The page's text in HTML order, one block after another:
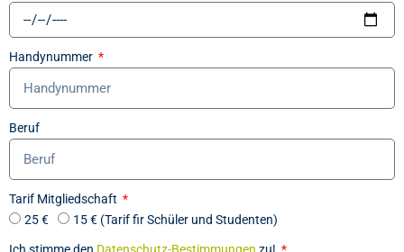
Handynummer
Beruf
Tarif Mitgliedschaft
25 €
15 € (Tarif fir Schüler und Studenten)